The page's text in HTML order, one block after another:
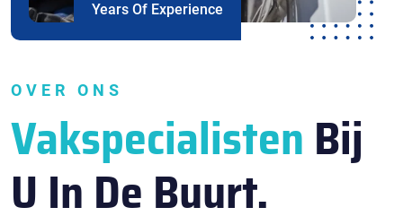
Years Of Experience
OVER ONS
Vakspecialisten Bij
U In De Buurt.